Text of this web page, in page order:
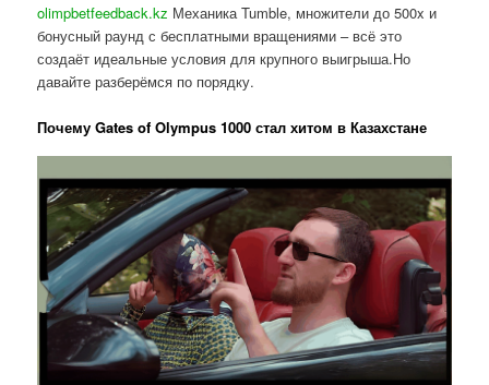
olimpbetfeedback.kz Механика Tumble, множители до 500x и
бонусный раунд с бесплатными вращениями – всё это
создаёт идеальные условия для крупного выигрыша.Но
давайте разберёмся по порядку.
Почему Gates of Olympus 1000 стал хитом в Казахстане